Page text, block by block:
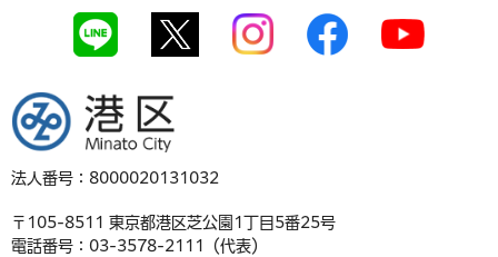
港区
法人番号：8000020131032
〒105-8511 東京都港区芝公園1丁目5番25号
電話番号：03-3578-2111（代表）